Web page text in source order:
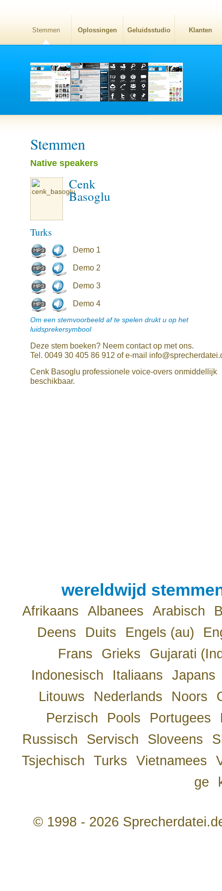
Stemmen Oplossingen Geluidsstudio Klanten
Stemmen
Native speakers
Cenk
Basoglu
Turks
Demo 1
Demo 2
Demo 3
Demo 4
Om een stemvoorbeeld af te spelen drukt u op het
luidsprekersymbool
Deze stem boeken? Neem contact op met ons.
Tel. 0049 30 405 86 912 of e-mail
Cenk Basoglu professionele voice-overs onmiddellijk
beschikbaar.
wereldwijd
Afrikaans Albanees Arabisch
Deens
Duits Engels (au)
Frans
Grieks
Gujarati
Indonesisch
Italiaans
Japans
Litouws
Nederlands Noors
Perzisch
Pools Portugees
Russisch
Servisch Sloveens
Tsjechisch
Turks Vietnamees
ge
© 1998 - 2026